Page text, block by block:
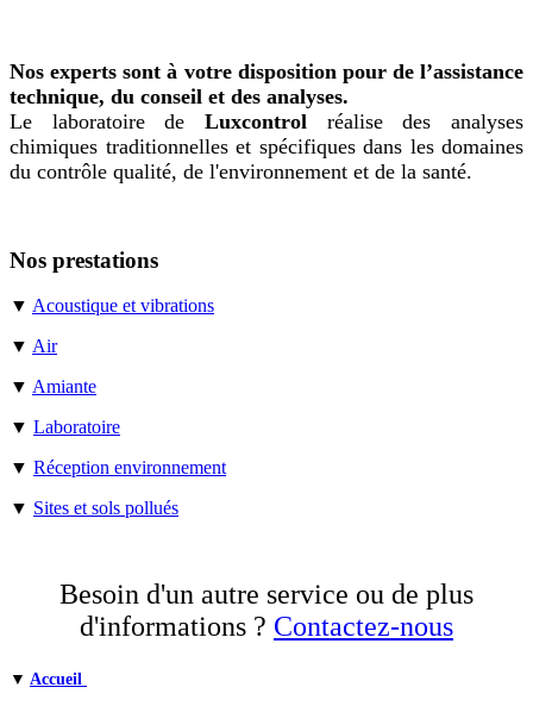
Nos experts sont à votre disposition pour de l’assistance
technique, du conseil et des analyses.
Le laboratoire de Luxcontrol réalise des analyses
chimiques traditionnelles et spécifiques dans les domaines
du contrôle qualité, de l'environnement et de la santé.
Nos prestations
▼ Acoustique et vibrations
▼ Air
▼ Amiante
▼ Laboratoire
▼ Réception environnement
▼ Sites et sols pollués
Besoin d'un autre service ou de plus
d'informations ? Contactez-nous
▼ Accueil